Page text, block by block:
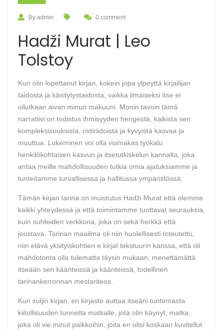
By admin 0 comment
Hadži Murat | Leo
Tolstoy
Kun olin lopettanut kirjan, kokein jopa ylpeyttä kirjailijan
taidosta ja käsitytystaidosta, vaikka ilmaiseksi itse ei
ollutkaan aivan minun makuuni. Monin tavoin tämä
narratiivi on todistus ihmisyyden hengestä, kaikista sen
kompleksisuuksista, ristiriidoista ja kyvyistä kasvaa ja
muuttua. Lukeminen voi olla voimakas työkalu
henkilökohtaisen kasvun ja itsetutkiskelun kannalta, joka
antaa meille mahdollisuuden tutkia omia ajatuksiamme ja
tunteitamme turvallisessa ja hallitussa ympäristössä.
Tämän kirjan tarina on muistutus Hadži Murat että olemme
kaikki yhteydessä ja että toimintamme tuottavat seurauksia,
kuin suhteiden verkkona, joka on sekä herkkä että
joustava. Tarinan maailma oli niin huolellisesti toteutettu,
niin elävä yksityiskohtien e kirjat​ tekstuurin kanssa, että oli
mahdotonta olla tulematta täysin mukaan, menettämättä
itseään sen käänteissä ja käänteissä, todellinen
tarinankerronnan mestariteos.
Kun suljin kirjan, en kirjasto auttaa itseäni tuntemasta
kiitollisuuden tunnetta matkalle, jota olin käynyt, matka,
joka oli vie minut paikkoihin, joita en olisi koskaan kuvitellut.